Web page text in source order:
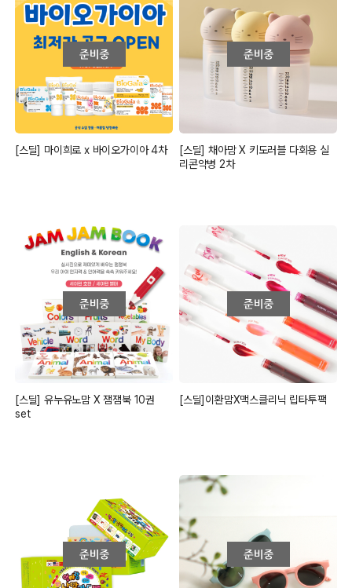
[스딜] 마이희로 x 바이오가이아 4차
[스딜] 채아맘 X 키도러블 다회용 실
리콘약병 2차
[스딜] 유누유노맘 X 잼잼북 10권
set
[스딜]이환맘X맥스클리닉 립타투팩